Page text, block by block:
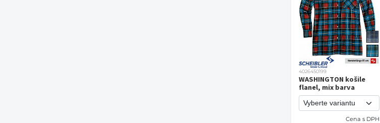
4026450199
WASHINGTON košile
flanel, mix barva
Cena s DPH